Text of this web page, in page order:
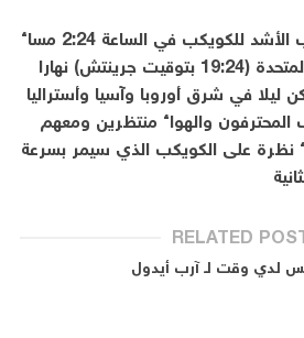
وسيكون توقيت الاقتراب الأشد للكويكب في الساعة 2:24 مساء
بتوقيت شرق الولايات المتحدة (19:24 بتوقيت جرينتش) نهارا
ليلا في شرق أوروبا وآسيا وأستراليا
والهواء منتظرين ومعهم
نظرة على الكويكب الذي سيمر بسرعة
RELATED
لدي وقت لـ آرب أيدول